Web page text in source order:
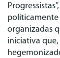
politicamente
organizadas
iniciativa que,